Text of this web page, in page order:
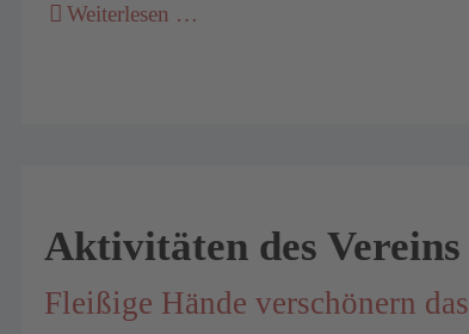
Weiterlesen …
Aktivitäten des Vereins
Fleißige Hände verschönern das